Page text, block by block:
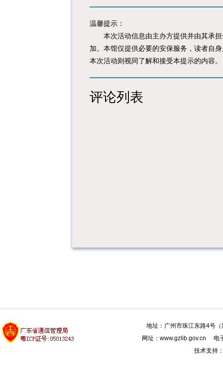
温馨提示：
本次活动信息由主办方提供并由其承担
加。本馆仅提供必要的安保服务，读者自
本次活动则视同了解和接受本提示的内容。
评论列表
地址：广州市珠江东路4
网址：www.gzlib.gov.cn 电
技术支持